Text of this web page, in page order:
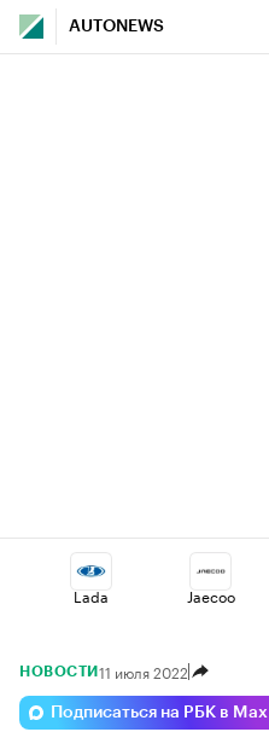
AUTONEWS
Lada Jaecoo
Volga Omoda
НОВОСТИ 11 июля 2022
Подписаться на РБК в Max